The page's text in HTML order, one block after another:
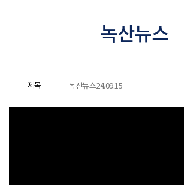
녹산뉴스
제목 녹산뉴스24.09.15